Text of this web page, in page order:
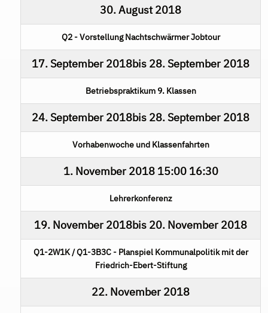
30. August 2018
Q2 - Vorstellung Nachtschwärmer Jobtour
17. September 2018bis 28. September 2018
Betriebspraktikum 9. Klassen
24. September 2018bis 28. September 2018
Vorhabenwoche und Klassenfahrten
1. November 201815:00 16:30
Lehrerkonferenz
19. November 2018bis 20. November 2018
Q1-2W1K / Q1-3B3C - Planspiel Kommunalpolitik mit der
Friedrich-Ebert-Stiftung
22. November 2018